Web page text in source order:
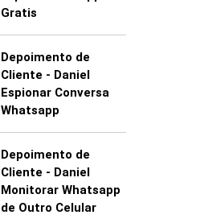
Gratis
Depoimento de
Cliente - Daniel
Espionar Conversa
Whatsapp
Depoimento de
Cliente - Daniel
Monitorar Whatsapp
de Outro Celular